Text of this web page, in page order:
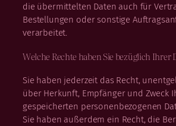
die übermittelten Daten auch für
Bestellungen oder sonstige
verarbeitet.
Welche Rechte haben Sie bezüglich Ihrer
Sie haben jederzeit das Recht,
über Herkunft, Empfänger und Zweck
gespeicherten personenbezogenen
Sie haben außerdem ein Recht, die